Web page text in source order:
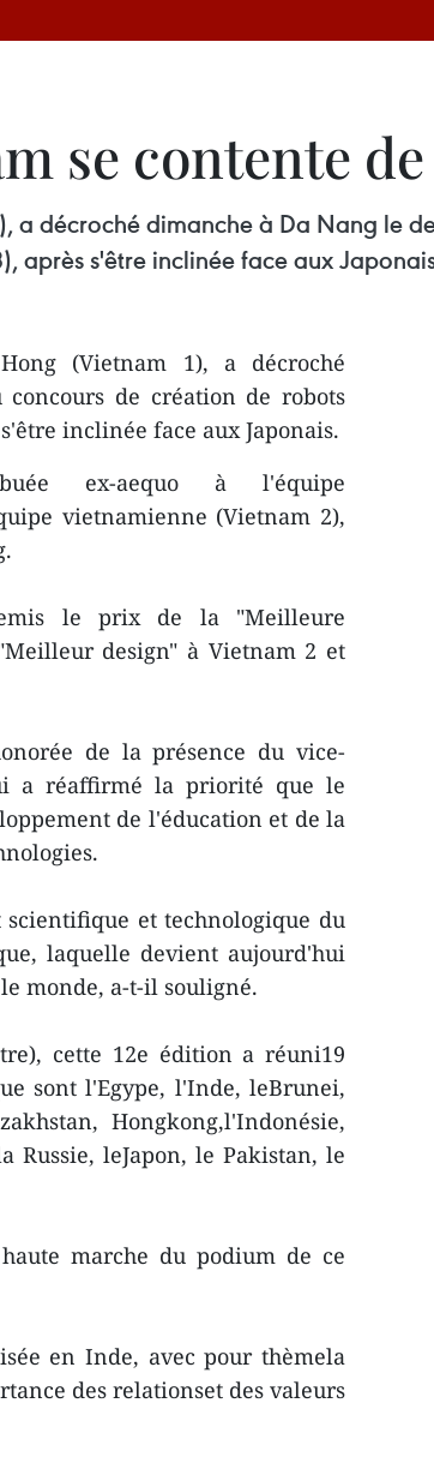
se contente
a décroché dimanche à Da Nang le
après s'être inclinée face aux
(Vietnam 1), a décroché
de création de robots
inclinée face aux Japonais.
ex-aequo à l'équipe
vietnamienne (Vietnam 2),
le prix de la "Meilleure
design" à Vietnam 2 et
de la présence du vice-
a réaffirmé la priorité que le
de l'éducation et de la
scientifique et technologique du
laquelle devient aujourd'hui
monde, a-t-il souligné.
cette 12e édition a réuni19
sont l'Egype, l'Inde, leBrunei,
Hongkong,l'Indonésie,
leJapon, le Pakistan, le
marche du podium de ce
en Inde, avec pour thèmela
des relationset des valeurs